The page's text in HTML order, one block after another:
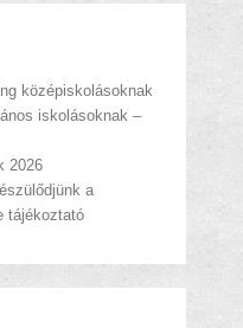
középiskolásoknak
iskolásoknak –
2026
a
tájékoztató